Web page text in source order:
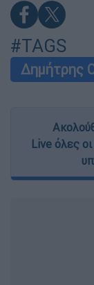
#TAGS
Δημήτρης
Live όλες